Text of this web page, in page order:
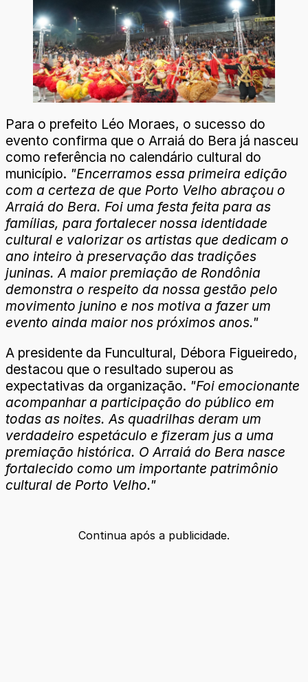
Para o prefeito Léo Moraes, o sucesso do
evento confirma que o Arraiá do Bera já nasceu
como referência no calendário cultural do
município. "Encerramos essa primeira edição
com a certeza de que Porto Velho abraçou o
Arraiá do Bera. Foi uma festa feita para as
famílias, para fortalecer nossa identidade
cultural e valorizar os artistas que dedicam o
ano inteiro à preservação das tradições
juninas. A maior premiação de Rondônia
demonstra o respeito da nossa gestão pelo
movimento junino e nos motiva a fazer um
evento ainda maior nos próximos anos."
A presidente da Funcultural, Débora Figueiredo,
destacou que o resultado superou as
expectativas da organização. "Foi emocionante
acompanhar a participação do público em
todas as noites. As quadrilhas deram um
verdadeiro espetáculo e fizeram jus a uma
premiação histórica. O Arraiá do Bera nasce
fortalecido como um importante patrimônio
cultural de Porto Velho."
Continua após a publicidade.